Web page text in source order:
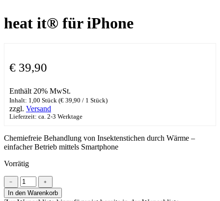
heat it® für iPhone
€ 39,90
Enthält 20% MwSt.
Inhalt: 1,00 Stück (€ 39,90 / 1 Stück)
zzgl. Versand
Lieferzeit: ca. 2-3 Werktage
Chemiefreie Behandlung von Insektenstichen durch Wärme –
einfacher Betrieb mittels Smartphone
Vorrätig
heat
it®
für
﹣
﹢
In den Warenkorb